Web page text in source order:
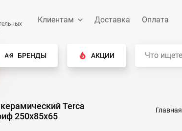
Клиентам Доставка Оплата
БРЕНДЫ АКЦИИ
Terca
250х85х65
Главная